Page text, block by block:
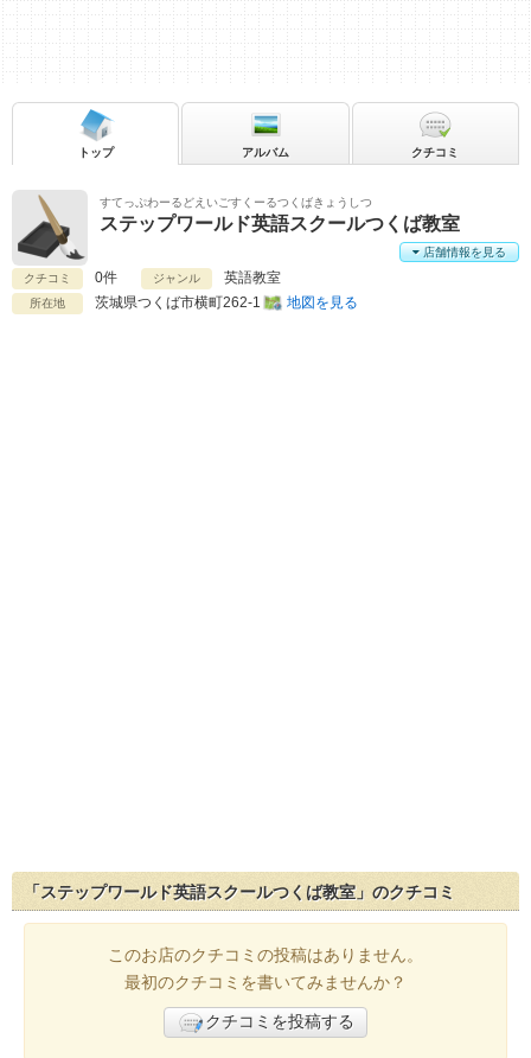
すてっぷわーるどえいごすくーるつくばきょうしつ
ステップワールド英語スクールつくば教室
クチコミ 0件 ジャンル 英語教室
所在地 茨城県つくば市横町262-1 地図を見る
店舗情報を見る
トップ アルバム クチコミ
「ステップワールド英語スクールつくば教室」のクチコミ
このお店のクチコミの投稿はありません。
最初のクチコミを書いてみませんか？
クチコミを投稿する